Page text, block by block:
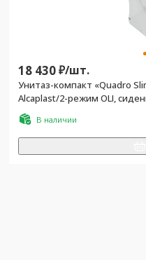
18 430₽/шт.
Унитаз-компакт «Quadro Slim»,
Alcaplast/2-режим OLI,
В наличии